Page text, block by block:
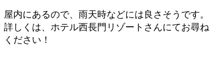
屋内にあるので、雨天時などには良さそうです。
詳しくは、ホテル西長門リゾートさんにてお尋ね
ください！